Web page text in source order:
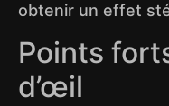
obtenir un effet
Points
d’œil